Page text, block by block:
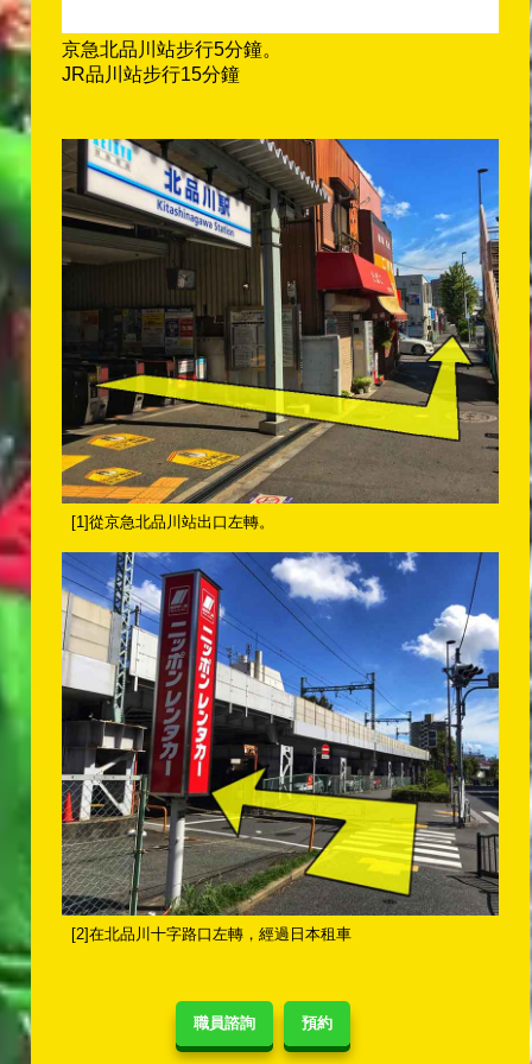
職員諮詢 預約
京急北品川站步行5分鐘。
JR品川站步行15分鐘
[1]從京急北品川站出口左轉。
[2]在北品川十字路口左轉，經過日本租車